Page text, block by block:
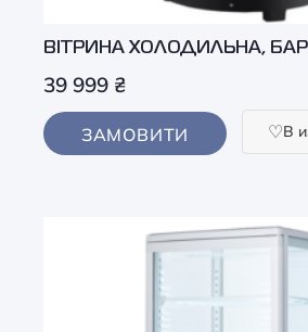
ВІТРИНА ХОЛОДИЛЬНА,
39 999 ₴
ЗАМОВИТИ В